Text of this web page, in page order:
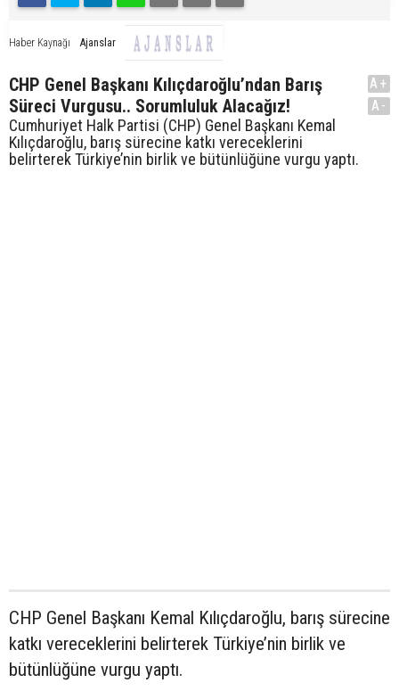
Haber Kaynağı Ajanslar
CHP Genel Başkanı Kılıçdaroğlu’ndan Barış
Süreci Vurgusu.. Sorumluluk Alacağız!
Cumhuriyet Halk Partisi (CHP) Genel Başkanı Kemal
Kılıçdaroğlu, barış sürecine katkı vereceklerini
belirterek Türkiye’nin birlik ve bütünlüğüne vurgu yaptı.
A+
A-
CHP Genel Başkanı Kemal Kılıçdaroğlu, barış sürecine
katkı vereceklerini belirterek Türkiye’nin birlik ve
bütünlüğüne vurgu yaptı.